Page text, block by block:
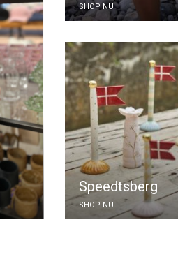
SHOP NU
Speedtsberg
SHOP NU